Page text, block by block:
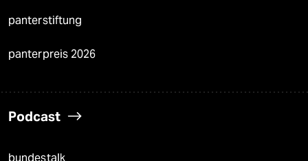
panterstiftung
panterpreis 2026
Podcast
bundestalk